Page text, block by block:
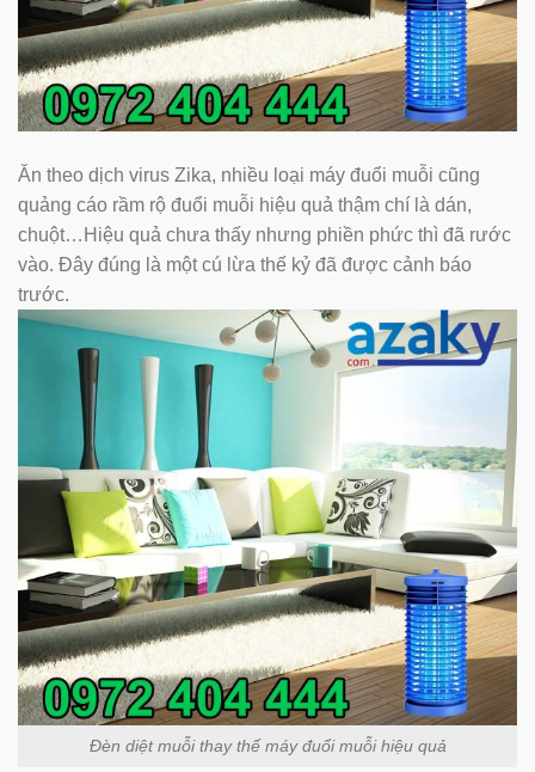
Ăn theo dịch virus Zika, nhiều loại máy đuổi muỗi cũng
quảng cáo rầm rộ đuổi muỗi hiệu quả thậm chí là dán,
chuột…Hiệu quả chưa thấy nhưng phiền phức thì đã rước
vào. Đây đúng là một cú lừa thế kỷ đã được cảnh báo
trước.
Đèn diệt muỗi thay thế máy đuổi muỗi hiệu quả